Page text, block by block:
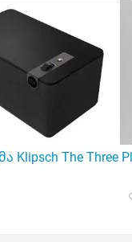
Klipsch The Three